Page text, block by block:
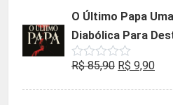
era:
R$ 47,32.
é:
R$
O Último Papa
Diabólica Para
Avaliação
de
R$85,90 O
R$ 9,90O